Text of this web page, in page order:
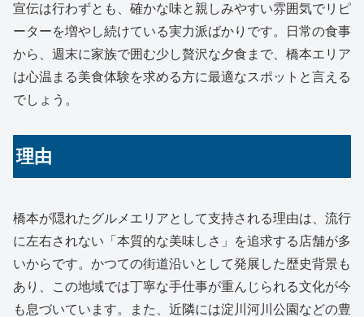
宣伝は行わずとも、確かな味と親しみやすい雰囲気でリピ
ーターを増やし続けている実力派ばかりです。日常の食事
から、週末に家族で囲む少し贅沢な夕食まで、橋本エリア
は心温まる美食体験を求める方に最適なスポットと言える
でしょう。
理由
橋本が隠れたグルメエリアとして支持される理由は、流行
に左右されない「本質的な美味しさ」を追求する店舗が多
いからです。かつての街道沿いとして発展した歴史背景も
あり、この地域では丁寧な手仕事が重んじられる文化が今
も息づいています。また、近隣には淀川河川公園などの豊